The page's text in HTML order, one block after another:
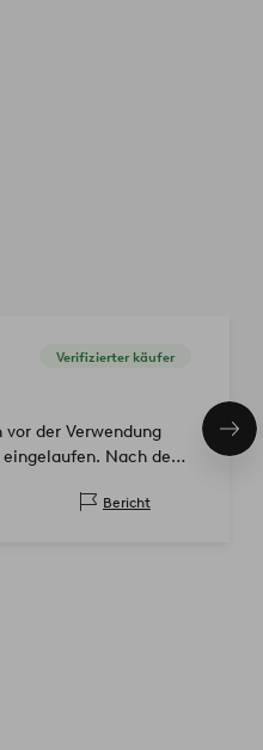
Verifizierter käufer
der Verwendung
Nach dem
Bericht